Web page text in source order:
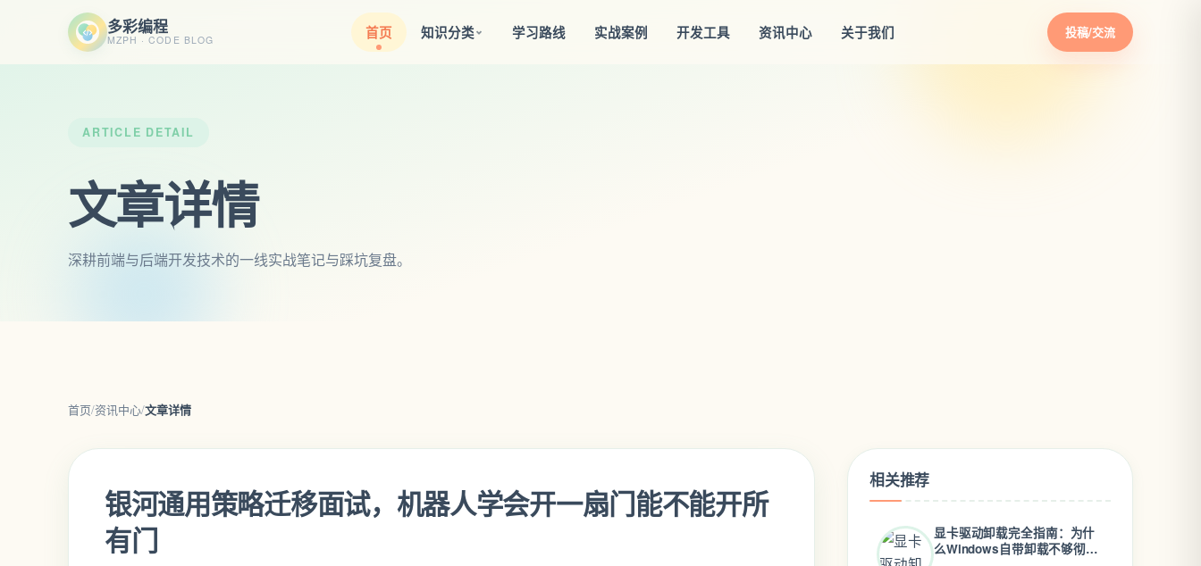
多彩编程
MZPH · CODE BLOG 首页 知识分类 学习路线 实战案例 开发工具 资讯中心 关于我们 投稿/交流
ARTICLE DETAIL
文章详情
深耕前端与后端开发技术的一线实战笔记与踩坑复盘。
首页/资讯中心/文章详情
银河通用策略迁移面试，机器人学会开一扇门能不能开所
有门
相关推荐
显卡驱动卸载完全指南：为什
么Windows自带卸载不够彻